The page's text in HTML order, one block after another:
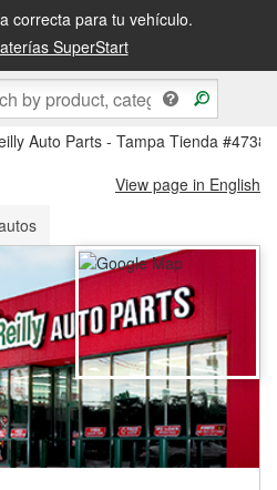
correcta para tu vehículo.
SuperStart
siguiente o recógela en la tienda
Auto Parts - Tampa Tienda #4738
View page in English